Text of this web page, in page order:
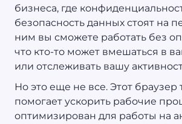
бизнеса, где
безопасность данных стоят на
ним вы сможете работать без
что кто-то может вмешаться в
или отслеживать вашу
Но это еще не все. Этот браузер
помогает ускорить рабочие
оптимизирован для работы на